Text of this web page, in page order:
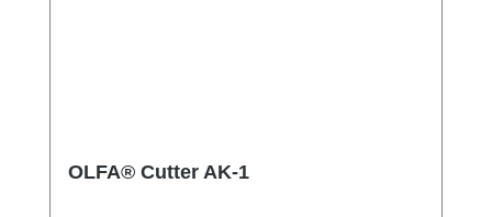
OLFA® Cutter AK-1